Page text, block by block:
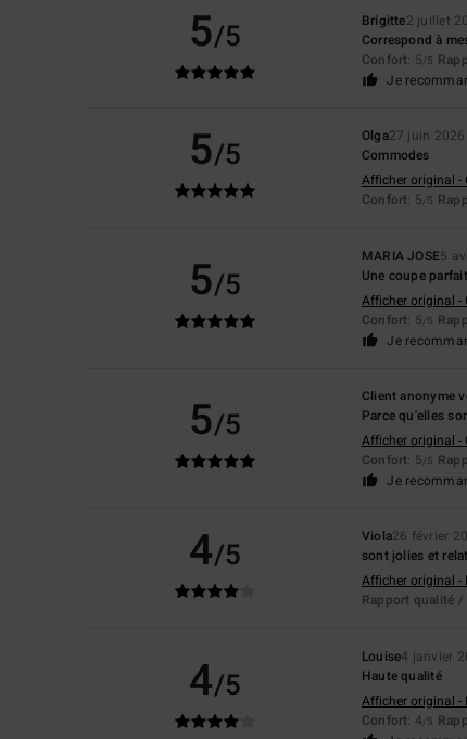
5/5 Brigitte2 juillet
Correspond à
Confort: 5/5
Je
5/5 Olga27 juin 2026
Commodes
Afficher original -
Confort: 5/5
5/5
MARIA JOSE5
Une coupe
Afficher original -
Confort: 5/5
Je
5/5
Client anonyme
Parce qu'elles
Afficher original -
Confort: 5/5
Je
4/5 Viola26 février
sont jolies et
Afficher original -
Rapport qualité /
4/5
Louise4 janvier
Haute qualité
Afficher original -
Confort: 4/5